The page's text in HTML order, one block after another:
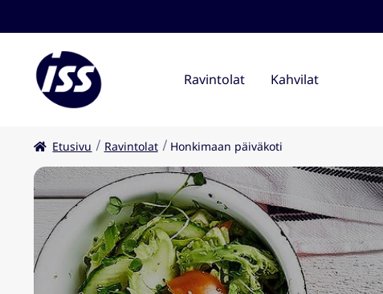
Ravintolat Kahvilat
Etusivu Ravintolat Honkimaan päiväkoti